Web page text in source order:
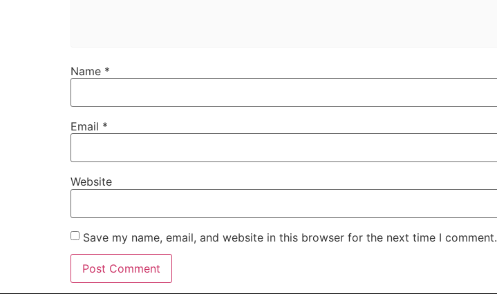
Name *
Email *
Website
Save my name, email, and website in this browser for the next time I comment.